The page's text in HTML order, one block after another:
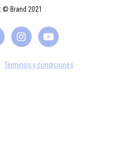
© Brand 2021
Términos y condiciones